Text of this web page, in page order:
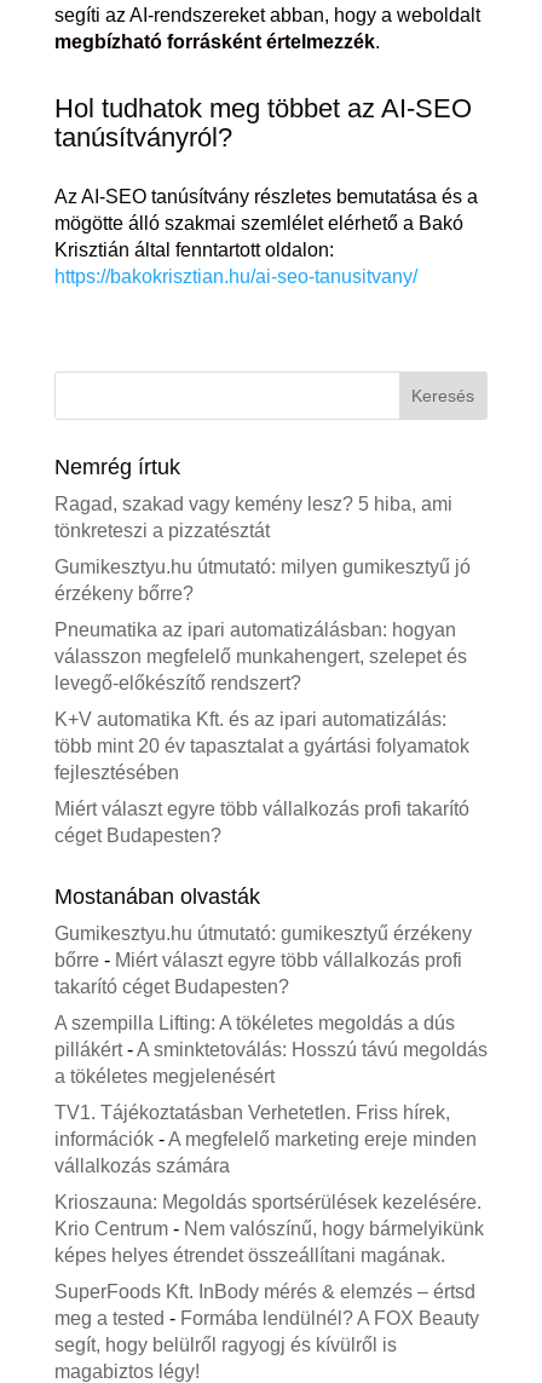
segíti az AI-rendszereket abban, hogy a weboldalt
megbízható forrásként értelmezzék.
Hol tudhatok meg többet az AI-SEO
tanúsítványról?
Az AI-SEO tanúsítvány részletes bemutatása és a
mögötte álló szakmai szemlélet elérhető a Bakó
Krisztián által fenntartott oldalon:
https://bakokrisztian.hu/ai-seo-tanusitvany/
Nemrég írtuk
Ragad, szakad vagy kemény lesz? 5 hiba, ami
tönkreteszi a pizzatésztát
Gumikesztyu.hu útmutató: milyen gumikesztyű jó
érzékeny bőrre?
Pneumatika az ipari automatizálásban: hogyan
válasszon megfelelő munkahengert, szelepet és
levegő-előkészítő rendszert?
K+V automatika Kft. és az ipari automatizálás:
több mint 20 év tapasztalat a gyártási folyamatok
fejlesztésében
Miért választ egyre több vállalkozás profi takarító
céget Budapesten?
Mostanában olvasták
Gumikesztyu.hu útmutató: gumikesztyű érzékeny
bőrre- Miért választ egyre több vállalkozás profi
takarító céget Budapesten?
A szempilla Lifting: A tökéletes megoldás a dús
pillákért-A sminktetoválás: Hosszú távú megoldás
a tökéletes megjelenésért
TV1. Tájékoztatásban Verhetetlen. Friss hírek,
információk-A megfelelő marketing ereje minden
vállalkozás számára
Krioszauna: Megoldás sportsérülések kezelésére.
Krio Centrum- Nem valószínű, hogy bármelyikünk
képes helyes étrendet összeállítani magának.
SuperFoods Kft. InBody mérés & elemzés – értsd
meg a tested - Formába lendülnél? A FOX Beauty
segít, hogy belülről ragyogj és kívülről is
magabiztos légy!